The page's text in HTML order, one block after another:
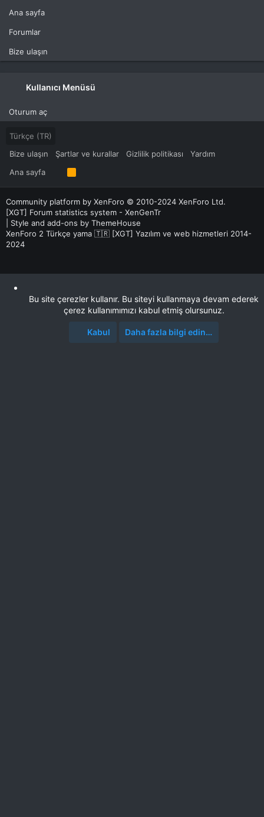
Ana sayfa
Forumlar
Bize ulaşın
Kullanıcı Menüsü
Oturum aç
Türkçe (TR)
Bize ulaşın
Şartlar ve kurallar Gizlilik politikası
Yardım
Ana sayfa
R
S
Community platform by XenForo © 2010-2024 XenForo Ltd.
[XGT] Forum statistics system - XenGenTr
Style and add-ons by ThemeHouse
XenForo 2 Türkçe yama 🇹🇷 [XGT] Yazılım ve web hizmetleri 2014-
2024
Bu site çerezler kullanır. Bu siteyi kullanmaya devam ederek
çerez kullanımımızı kabul etmiş olursunuz.
Kabul Daha fazla bilgi edin…